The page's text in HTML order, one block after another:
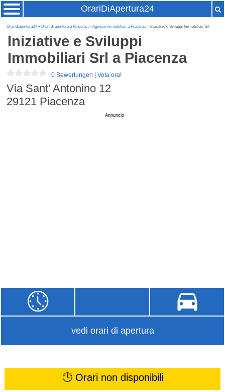
OrariDiApertura24
Oraridiapertura24»Orari di apertura a Piacenza»Agenzie immobiliari a Piacenza» Iniziative e Sviluppi Immobiliari Srl
Iniziative e Sviluppi
Immobiliari Srl a Piacenza
|0 Bewertungen |Vota ora!
Via Sant' Antonino 12
29121 Piacenza
Annuncio
vedi orari di apertura
🕒 Orari non disponibili